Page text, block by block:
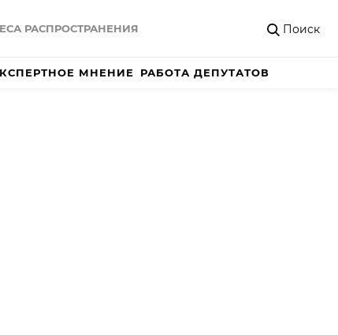
РАСПРОСТРАНЕНИЯ Поиск
МНЕНИЕ РАБОТА ДЕПУТАТОВ